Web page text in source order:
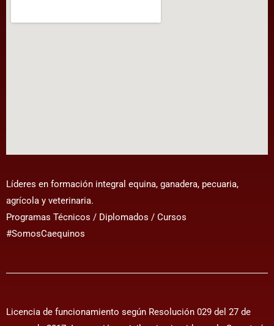
Líderes en formación integral equina, ganadera, pecuaria,
agrícola y veterinaria.
Programas Técnicos / Diplomados / Cursos
#SomosCaequinos
Licencia de funcionamiento según Resolución 029 del 27 de